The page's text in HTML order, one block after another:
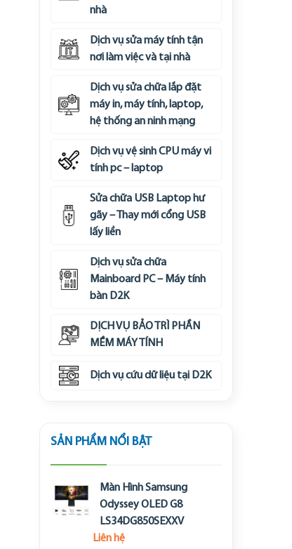
nhà
Dịch vụ sửa máy tính tận
nơi làm việc và tại nhà
Dịch vụ sửa chữa lắp đặt
máy in, máy tính, laptop,
hệ thống an ninh mạng
Dịch vụ vệ sinh CPU máy vi
tính pc – laptop
Sửa chữa USB Laptop hư
gãy – Thay mới cổng USB
lấy liền
Dịch vụ sửa chữa
Mainboard PC – Máy tính
bàn D2K
DỊCH VỤ BẢO TRÌ PHẦN
MỀM MÁY TÍNH
Dịch vụ cứu dữ liệu tại D2K
SẢN PHẨM NỔI BẬT
Màn Hình Samsung
Odyssey OLED G8
LS34DG850SEXXV
Liên hệ